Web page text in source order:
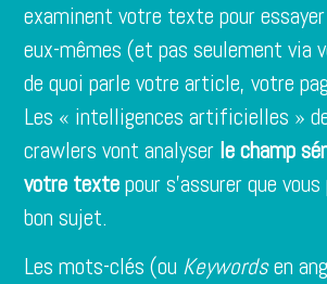
examinent votre texte pour
eux-mêmes (et pas seulement via
de quoi parle votre article, votre
Les « intelligences artificielles »
crawlers vont analyser le champ
votre textepour s’assurer que
bon sujet.
Les mots-clés (ou Keywordsen